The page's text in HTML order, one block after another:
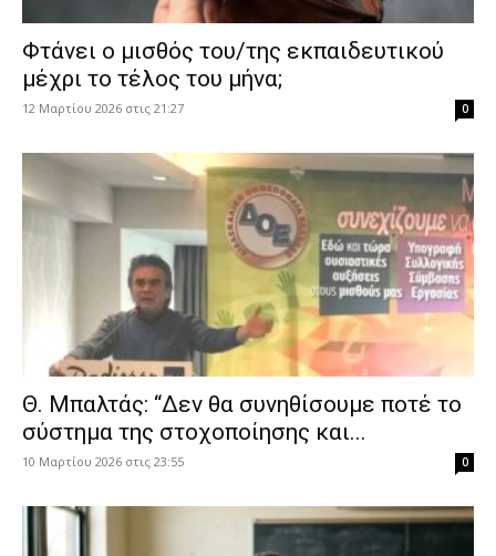
Φτάνει ο μισθός του/της εκπαιδευτικού
μέχρι το τέλος του μήνα;
12 Μαρτίου 2026 στις 21:27 0
Θ. Μπαλτάς: “Δεν θα συνηθίσουμε ποτέ το
σύστημα της στοχοποίησης και...
10 Μαρτίου 2026 στις 23:55 0